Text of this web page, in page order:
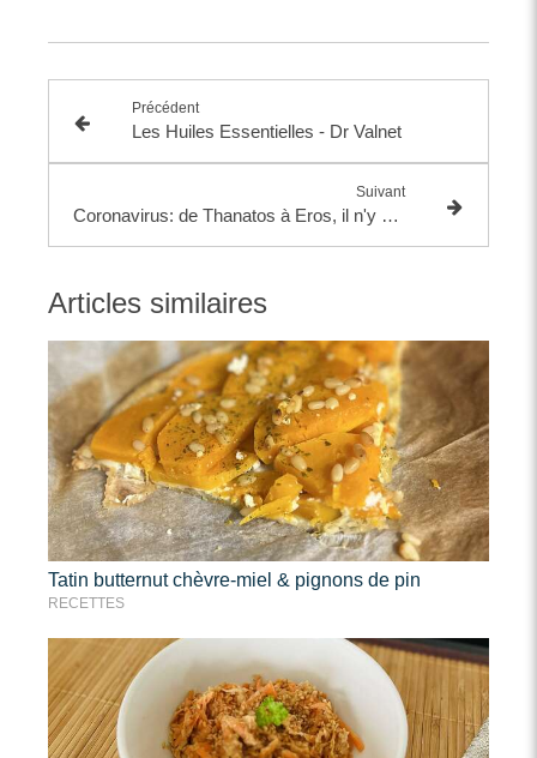
Précédent
Les Huiles Essentielles - Dr Valnet
Suivant
Coronavirus: de Thanatos à Eros, il n'y a qu'un pas...
Articles similaires
Tatin butternut chèvre-miel & pignons de pin
RECETTES